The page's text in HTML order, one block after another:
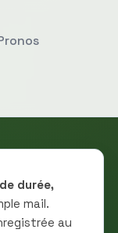
durée,
mail.
au